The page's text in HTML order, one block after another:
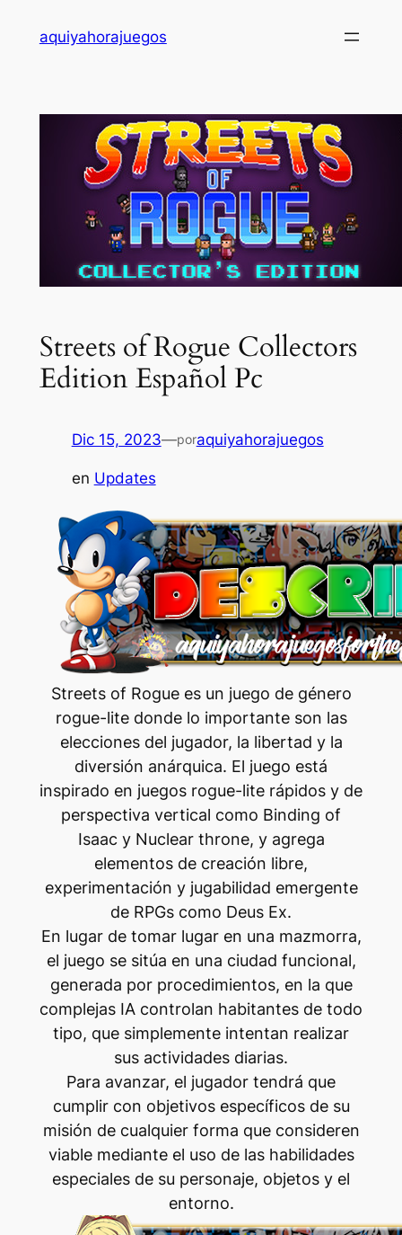
aquiyahorajuegos
Streets of Rogue Collectors
Edition Español Pc
Dic 15, 2023—poraquiyahorajuegos
en Updates
Streets of Rogue es un juego de género
rogue-lite donde lo importante son las
elecciones del jugador, la libertad y la
diversión anárquica. El juego está
inspirado en juegos rogue-lite rápidos y de
perspectiva vertical como Binding of
Isaac y Nuclear throne, y agrega
elementos de creación libre,
experimentación y jugabilidad emergente
de RPGs como Deus Ex.
En lugar de tomar lugar en una mazmorra,
el juego se sitúa en una ciudad funcional,
generada por procedimientos, en la que
complejas IA controlan habitantes de todo
tipo, que simplemente intentan realizar
sus actividades diarias.
Para avanzar, el jugador tendrá que
cumplir con objetivos específicos de su
misión de cualquier forma que consideren
viable mediante el uso de las habilidades
especiales de su personaje, objetos y el
entorno.